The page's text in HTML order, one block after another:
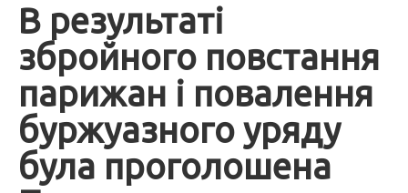
В результаті
збройного повстання
парижан і повалення
буржуазного уряду
була проголошена